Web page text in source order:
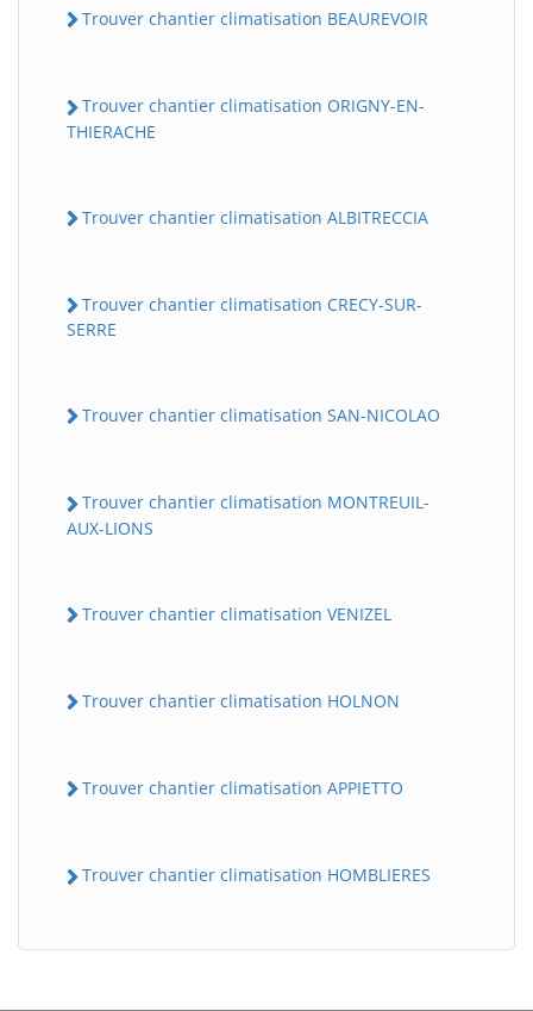
Trouver chantier climatisation BEAUREVOIR
Trouver chantier climatisation ORIGNY-EN-
THIERACHE
Trouver chantier climatisation ALBITRECCIA
Trouver chantier climatisation CRECY-SUR-
SERRE
Trouver chantier climatisation SAN-NICOLAO
Trouver chantier climatisation MONTREUIL-
AUX-LIONS
Trouver chantier climatisation VENIZEL
Trouver chantier climatisation HOLNON
Trouver chantier climatisation APPIETTO
Trouver chantier climatisation HOMBLIERES